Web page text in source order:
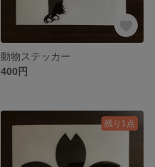
動物ステッカー
400円
残り1点